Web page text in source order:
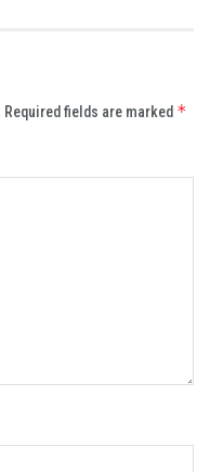
Required fields are marked *